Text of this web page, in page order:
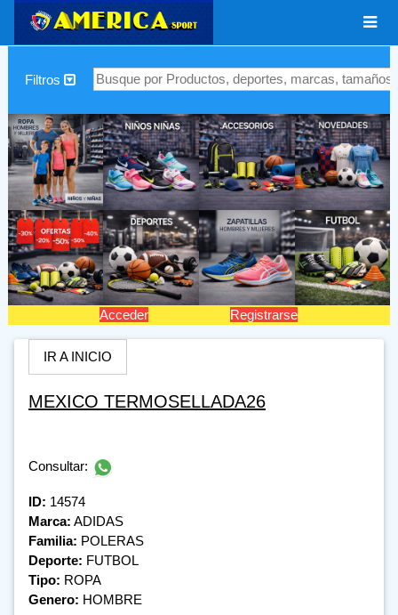
Filtros
Acceder Registrarse
IR A INICIO
MEXICO TERMOSELLADA26
Consultar:
ID: 14574
Marca: ADIDAS
Familia: POLERAS
Deporte: FUTBOL
Tipo: ROPA
Genero: HOMBRE